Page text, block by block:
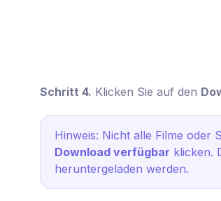
Schritt 4. Klicken Sie auf den
Hinweis: Nicht alle Filme oder
Download verfügbar klicken.
heruntergeladen werden.